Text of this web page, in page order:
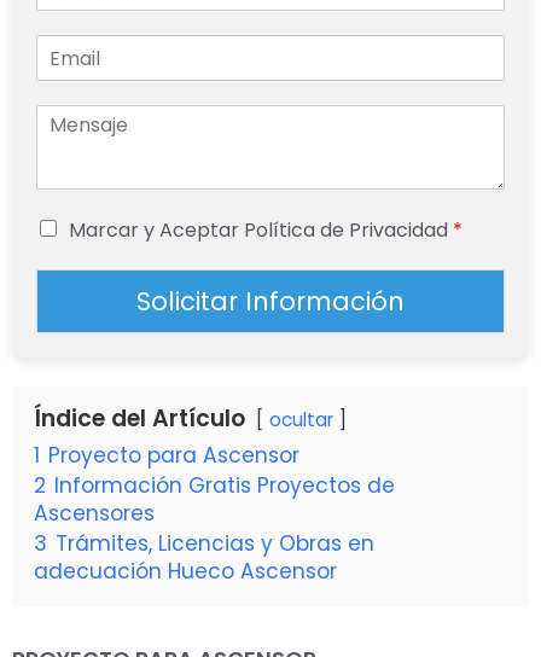
Marcar y Aceptar Política de Privacidad *
Solicitar Información
Índice del Artículo ocultar
1 Proyecto para Ascensor
2 Información Gratis Proyectos de
Ascensores
3 Trámites, Licencias y Obras en
adecuación Hueco Ascensor